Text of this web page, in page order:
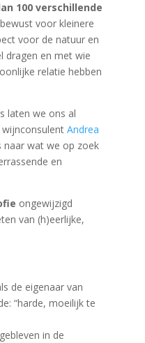
100 verschillende
voor kleinere
voor de natuur en
dragen en met wie
relatie hebben
laten we ons al
Andrea
naar wat we op zoek
en
ongewijzigd
van (h)eerlijke,
de eigenaar van
“harde, moeilijk te
in de